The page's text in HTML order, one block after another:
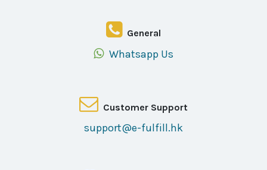
General
Whatsapp Us
Customer Support
support@e-fulfill.hk